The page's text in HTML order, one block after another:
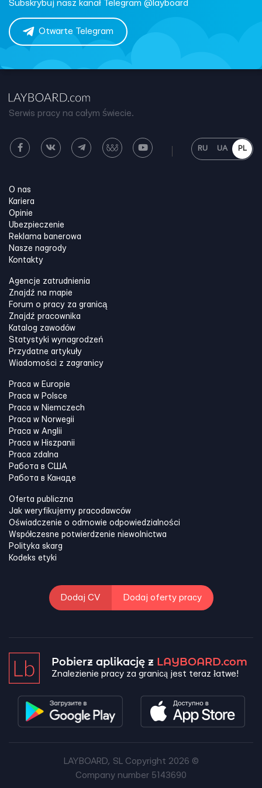
Subskrybuj nasz kanał Telegram @layboard
Otwarte Telegram
Serwis pracy na całym świecie.
RU UA PL
O nas
Kariera
Opinie
Ubezpieczenie
Reklama banerowa
Nasze nagrody
Kontakty
Agencje zatrudnienia
Znajdź na mapie
Forum o pracy za granicą
Znajdź pracownika
Katalog zawodów
Statystyki wynagrodzeń
Przydatne artykuły
Wiadomości z zagranicy
Praca w Europie
Praca w Polsce
Praca w Niemczech
Praca w Norwegii
Praca w Anglii
Praca w Hiszpanii
Praca zdalna
Работа в США
Работа в Канадe
Oferta publiczna
Jak weryfikujemy pracodawców
Oświadczenie o odmowie odpowiedzialności
Współczesne potwierdzenie niewolnictwa
Polityka skarg
Kodeks etyki
Dodaj CV Dodaj oferty pracy
Pobierz aplikację z LAYBOARD.com
Znalezienie pracy za granicą jest teraz łatwe!
LAYBOARD, SL Copyright 2026 ©
Company number 5143690